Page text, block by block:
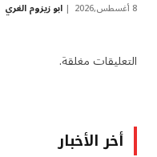
8 أغسطس,2026 ابو زيزوم الغري
التعليقات مغلقة.
أخر الأخبار